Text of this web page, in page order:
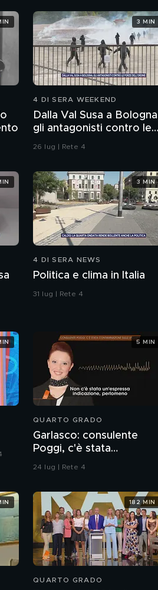
4 DI SERA WEEKEND
Dalla Val Susa a
gli antagonisti contro le
forze dell'ordine
26 lug | Rete 4
3 MIN
4 DI SERA NEWS
Politica e clima in Italia
31 lug | Rete 4
3 MIN
QUARTO GRADO
Garlasco: consulente
Poggi, c'è stata
contaminazione sulle
24 lug | Rete 4
5 MIN
QUARTO GRADO
182 MIN